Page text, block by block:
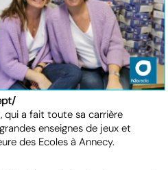
qui a fait toute sa carrière
enseignes de jeux et
des Ecoles à Annecy.